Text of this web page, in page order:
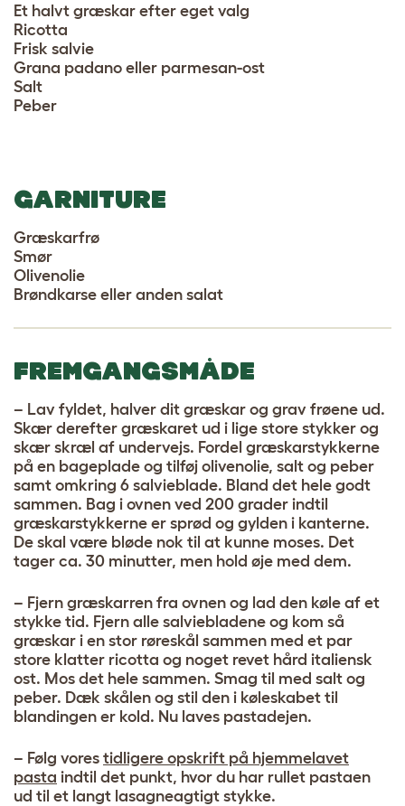
Et halvt græskar efter eget valg
Ricotta
Frisk salvie
Grana padano eller parmesan-ost
Salt
Peber
GARNITURE
Græskarfrø
Smør
Olivenolie
Brøndkarse eller anden salat
FREMGANGSMÅDE
– Lav fyldet, halver dit græskar og grav frøene ud.
Skær derefter græskaret ud i lige store stykker og
skær skræl af undervejs. Fordel græskarstykkerne
på en bageplade og tilføj olivenolie, salt og peber
samt omkring 6 salvieblade. Bland det hele godt
sammen. Bag i ovnen ved 200 grader indtil
græskarstykkerne er sprød og gylden i kanterne.
De skal være bløde nok til at kunne moses. Det
tager ca. 30 minutter, men hold øje med dem.
– Fjern græskarren fra ovnen og lad den køle af et
stykke tid. Fjern alle salviebladene og kom så
græskar i en stor røreskål sammen med et par
store klatter ricotta og noget revet hård italiensk
ost. Mos det hele sammen. Smag til med salt og
peber. Dæk skålen og stil den i køleskabet til
blandingen er kold. Nu laves pastadejen.
– Følg vores tidligere opskrift på hjemmelavet
pasta indtil det punkt, hvor du har rullet pastaen
ud til et langt lasagneagtigt stykke.